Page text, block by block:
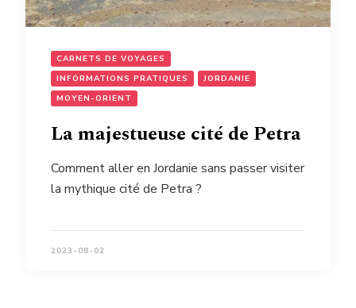
CARNETS DE VOYAGES
INFORMATIONS PRATIQUES
JORDANIE
MOYEN-ORIENT
La majestueuse cité de Petra
Comment aller en Jordanie sans passer visiter
la mythique cité de Petra ?
2023-08-02